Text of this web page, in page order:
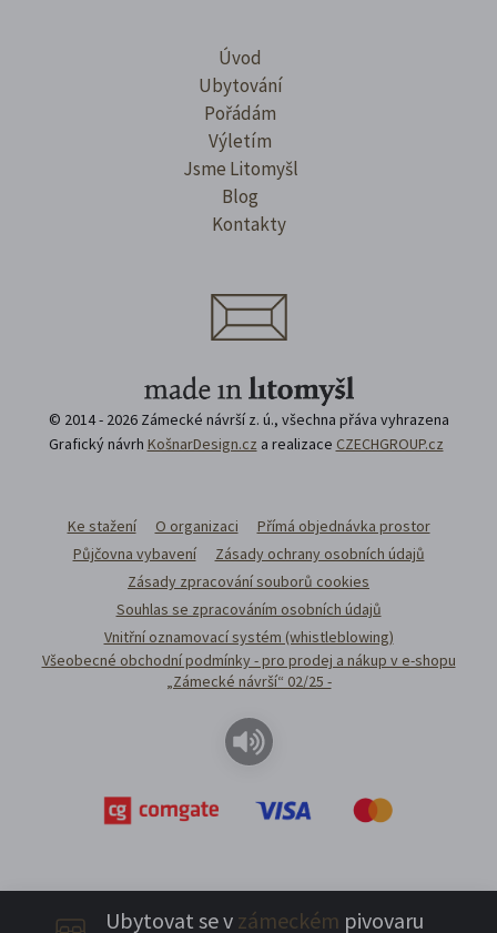
Ubytovat se v zámeckém pivovaru
Úvod
Ubytování
Pořádám
Výletím
Jsme Litomyšl
Blog
Kontakty
© 2014 - 2026 Zámecké návrší z. ú., všechna přáva vyhrazena
Grafický návrh KošnarDesign.cz a realizace CZECHGROUP.cz
Ke stažení O organizaci
Přímá objednávka prostor
Půjčovna vybavení
Zásady ochrany osobních údajů
Zásady zpracování souborů cookies
Souhlas se zpracováním osobních údajů
Vnitřní oznamovací systém (whistleblowing)
Všeobecné obchodní podmínky - pro prodej a nákup v e-shopu
„Zámecké návrší“ 02/25 -